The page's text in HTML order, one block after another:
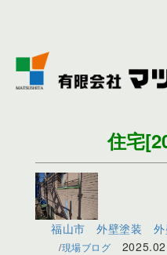
住宅
福山市 外壁塗装 外
現場ブログ